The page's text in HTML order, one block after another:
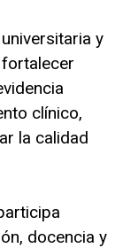
y
clínico,
la calidad
docencia y